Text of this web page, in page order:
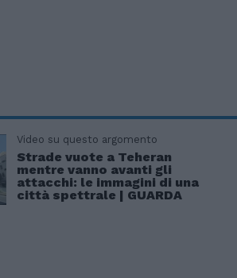
Video su questo argomento
Strade vuote a Teheran
mentre vanno avanti gli
attacchi: le immagini di una
città spettrale | GUARDA